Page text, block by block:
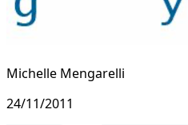
Michelle Mengarelli
24/11/2011